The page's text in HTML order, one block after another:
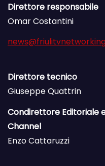
Direttore responsabile
Omar Costantini
Direttore tecnico
Giuseppe Quattrin
Condirettore Editoriale
Channel
Enzo Cattaruzzi